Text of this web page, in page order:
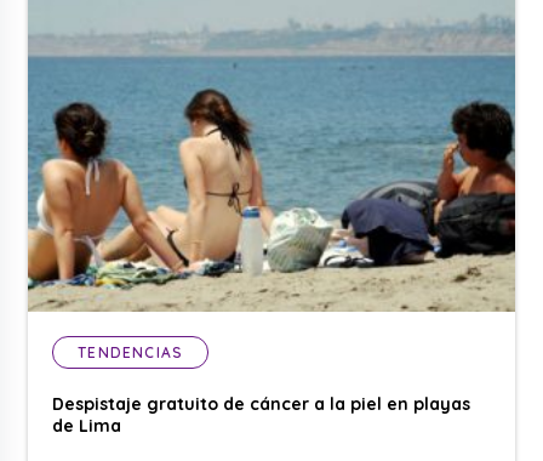
TENDENCIAS
Despistaje gratuito de cáncer a la piel en playas
de Lima